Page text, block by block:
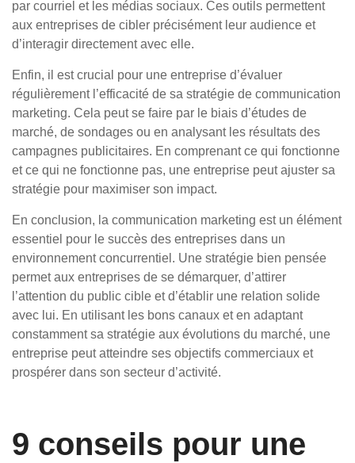
par courriel et les médias sociaux. Ces outils permettent
aux entreprises de cibler précisément leur audience et
d’interagir directement avec elle.
Enfin, il est crucial pour une entreprise d’évaluer
régulièrement l’efficacité de sa stratégie de communication
marketing. Cela peut se faire par le biais d’études de
marché, de sondages ou en analysant les résultats des
campagnes publicitaires. En comprenant ce qui fonctionne
et ce qui ne fonctionne pas, une entreprise peut ajuster sa
stratégie pour maximiser son impact.
En conclusion, la communication marketing est un élément
essentiel pour le succès des entreprises dans un
environnement concurrentiel. Une stratégie bien pensée
permet aux entreprises de se démarquer, d’attirer
l’attention du public cible et d’établir une relation solide
avec lui. En utilisant les bons canaux et en adaptant
constamment sa stratégie aux évolutions du marché, une
entreprise peut atteindre ses objectifs commerciaux et
prospérer dans son secteur d’activité.
9 conseils pour une